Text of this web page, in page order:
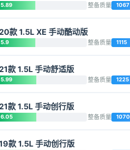
5.89 整备质量 1067
款 1.5L XE 手动酷动版
5.9 整备质量 1115
款 1.5L 手动舒适版
5.99 整备质量 1225
款 1.5L 手动创行版
6.05 整备质量 1070
款 1.5L 手动创行版